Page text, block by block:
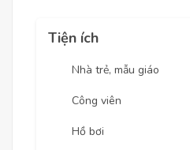
Tiện ích
Nhà trẻ, mẫu giáo
Công viên
Hồ bơi